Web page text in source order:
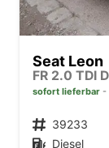
Seat Leon
sofort lieferbar
Fahrzeugnr. 39233
Kraftstoff Diesel